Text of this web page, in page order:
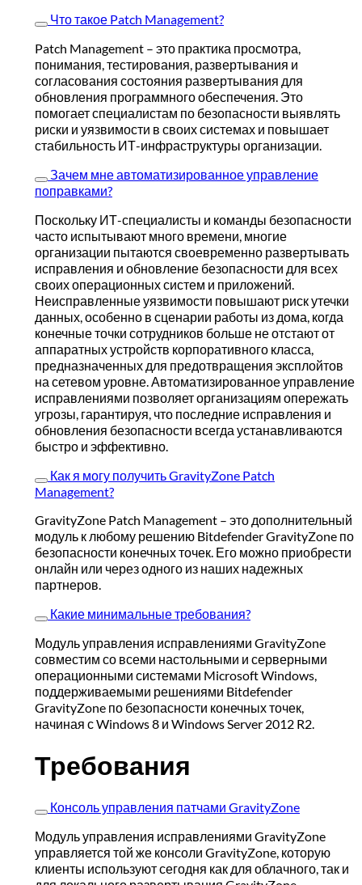
Что такое Patch Management?
Patch Management – это практика просмотра,
понимания, тестирования, развертывания и
согласования состояния развертывания для
обновления программного обеспечения. Это
помогает специалистам по безопасности выявлять
риски и уязвимости в своих системах и повышает
стабильность ИТ-инфраструктуры организации.
Зачем мне автоматизированное управление
поправками?
Поскольку ИТ-специалисты и команды безопасности
часто испытывают много времени, многие
организации пытаются своевременно развертывать
исправления и обновление безопасности для всех
своих операционных систем и приложений.
Неисправленные уязвимости повышают риск утечки
данных, особенно в сценарии работы из дома, когда
конечные точки сотрудников больше не отстают от
аппаратных устройств корпоративного класса,
предназначенных для предотвращения эксплойтов
на сетевом уровне. Автоматизированное управление
исправлениями позволяет организациям опережать
угрозы, гарантируя, что последние исправления и
обновления безопасности всегда устанавливаются
быстро и эффективно.
Как я могу получить GravityZone Patch
Management?
GravityZone Patch Management – это дополнительный
модуль к любому решению Bitdefender GravityZone по
безопасности конечных точек. Его можно приобрести
онлайн или через одного из наших надежных
партнеров.
Какие минимальные требования?
Модуль управления исправлениями GravityZone
совместим со всеми настольными и серверными
операционными системами Microsoft Windows,
поддерживаемыми решениями Bitdefender
GravityZone по безопасности конечных точек,
начиная с Windows 8 и Windows Server 2012 R2.
Требования
Консоль управления патчами GravityZone
Модуль управления исправлениями GravityZone
управляется той же консоли GravityZone, которую
клиенты используют сегодня как для облачного, так и